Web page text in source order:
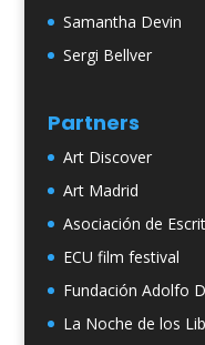
Samantha Devin
Sergi Bellver
Partners
Art Discover
Art Madrid
Asociación de
ECU film festival
Fundación Adolfo
La Noche de los